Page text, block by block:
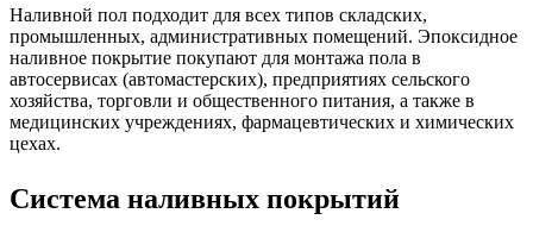
Наливной пол подходит для всех типов складских,
промышленных, административных помещений. Эпоксидное
наливное покрытие покупают для монтажа пола в
автосервисах (автомастерских), предприятиях сельского
хозяйства, торговли и общественного питания, а также в
медицинских учреждениях, фармацевтических и химических
цехах.
Система наливных покрытий